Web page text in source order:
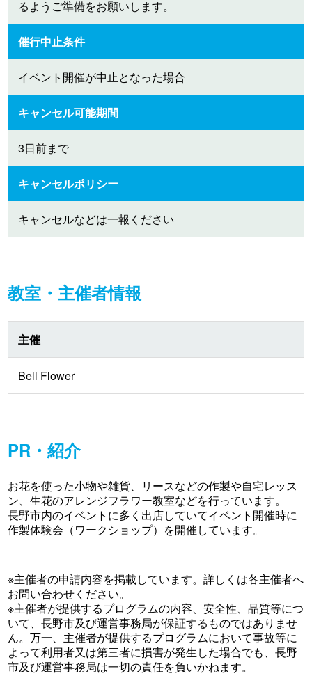
るようご準備をお願いします。
催行中止条件
イベント開催が中止となった場合
キャンセル可能期間
3日前まで
キャンセルポリシー
キャンセルなどは一報ください
教室・主催者情報
主催
Bell Flower
PR・紹介
お花を使った小物や雑貨、リースなどの作製や自宅レッス
ン、生花のアレンジフラワー教室などを行っています。
長野市内のイベントに多く出店していてイベント開催時に
作製体験会（ワークショップ）を開催しています。
※主催者の申請内容を掲載しています。詳しくは各主催者へ
お問い合わせください。
※主催者が提供するプログラムの内容、安全性、品質等につ
いて、長野市及び運営事務局が保証するものではありませ
ん。万一、主催者が提供するプログラムにおいて事故等に
よって利用者又は第三者に損害が発生した場合でも、長野
市及び運営事務局は一切の責任を負いかねます。